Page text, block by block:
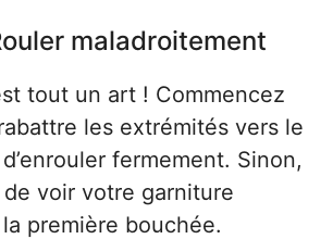
maladroitement
tout un art ! Commencez
les extrémités vers le
fermement. Sinon,
voir votre garniture
la première bouchée.